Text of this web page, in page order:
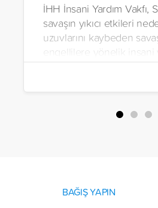
İHH İnsani Yardım Vakfı,
savaşın yıkıcı etkileri
uzuvlarını kaybeden
engellilere yönelik insani
çalışmalarını aralıksız
yürütülen son projeyle
Halep, Hama, Humus ve
bölgelerinde zor şartlarda
BAĞIŞ YAPIN